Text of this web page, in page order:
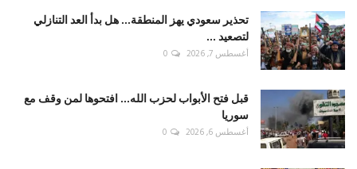
تحذير سعودي يهز المنطقة... هل بدأ العد التنازلي
لتصعيد ...
أغسطس 7, 2026 0
قبل فتح الأبواب لحزب الله... افتحوها لمن وقف مع
سوريا
أغسطس 6, 2026 0